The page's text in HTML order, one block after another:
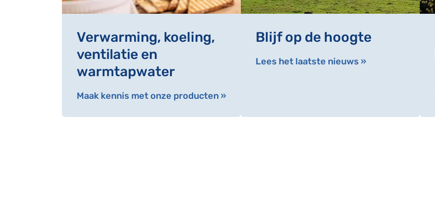
Verwarming, koeling,
ventilatie en
warmtapwater
Maak kennis met onze producten »
Blijf op de hoogte
Lees het laatste nieuws »